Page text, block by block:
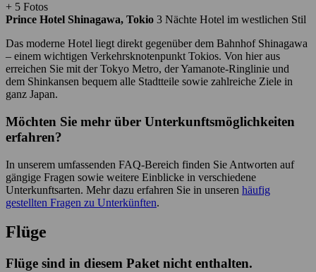
+ 5 Fotos
Prince Hotel Shinagawa, Tokio 3 Nächte Hotel im westlichen Stil
Das moderne Hotel liegt direkt gegenüber dem Bahnhof Shinagawa
– einem wichtigen Verkehrsknotenpunkt Tokios. Von hier aus
erreichen Sie mit der Tokyo Metro, der Yamanote-Ringlinie und
dem Shinkansen bequem alle Stadtteile sowie zahlreiche Ziele in
ganz Japan.
Möchten Sie mehr über Unterkunftsmöglichkeiten
erfahren?
In unserem umfassenden FAQ-Bereich finden Sie Antworten auf
gängige Fragen sowie weitere Einblicke in verschiedene
Unterkunftsarten. Mehr dazu erfahren Sie in unseren häufig
gestellten Fragen zu Unterkünften.
Flüge
Flüge sind in diesem Paket nicht enthalten.